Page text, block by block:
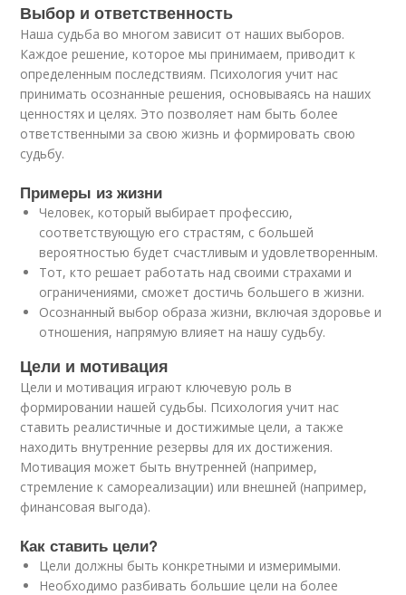
Выбор и ответственность
Наша судьба во многом зависит от наших выборов.
Каждое решение, которое мы принимаем, приводит к
определенным последствиям. Психология учит нас
принимать осознанные решения, основываясь на наших
ценностях и целях. Это позволяет нам быть более
ответственными за свою жизнь и формировать свою
судьбу.
Примеры из жизни
Человек, который выбирает профессию,
соответствующую его страстям, с большей
вероятностью будет счастливым и удовлетворенным.
Тот, кто решает работать над своими страхами и
ограничениями, сможет достичь большего в жизни.
Осознанный выбор образа жизни, включая здоровье и
отношения, напрямую влияет на нашу судьбу.
Цели и мотивация
Цели и мотивация играют ключевую роль в
формировании нашей судьбы. Психология учит нас
ставить реалистичные и достижимые цели, а также
находить внутренние резервы для их достижения.
Мотивация может быть внутренней (например,
стремление к самореализации) или внешней (например,
финансовая выгода).
Как ставить цели?
Цели должны быть конкретными и измеримыми.
Необходимо разбивать большие цели на более